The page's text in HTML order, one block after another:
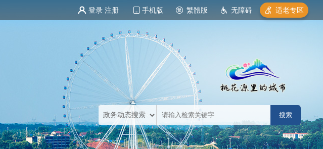
登录 注册 手机版 繁體版 无障碍 适老专区